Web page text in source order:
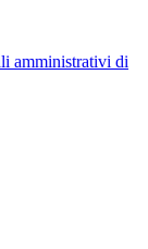
amministrativi di